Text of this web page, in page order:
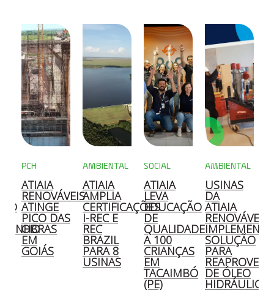
PCH
ATIAIA
RENOVÁVEIS
ATINGE
PICO DAS
OBRAS
EM
GOIÁS
AMBIENTAL
ATIAIA
AMPLIA
CERTIFICAÇÕES
I-REC E
REC
BRAZIL
PARA 8
USINAS
SOCIAL
ATIAIA
LEVA
EDUCAÇÃO
DE
QUALIDADE
A 100
CRIANÇAS
EM
TACAIMBÓ
(PE)
AMBIENTAL
USINAS
DA
ATIAIA
RENOVÁVEIS
SOLUÇÃO
PARA
DE ÓLEO
HIDRÁULICO